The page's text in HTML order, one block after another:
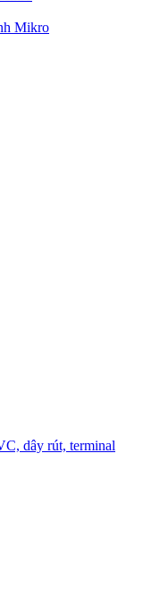
Mikro
dây rút, terminal